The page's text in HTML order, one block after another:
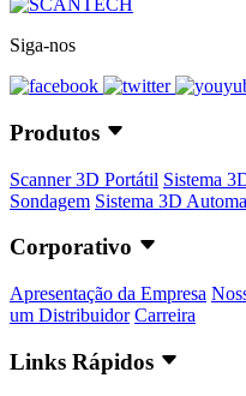
Siga-nos
Produtos
Scanner 3D Portátil Sistema
Sondagem Sistema 3D
Corporativo
Apresentação da Empresa
um Distribuidor Carreira
Links Rápidos